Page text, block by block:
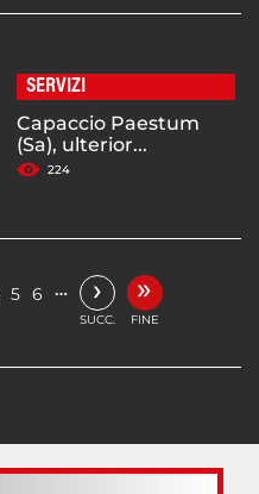
SERVIZI
Capaccio Paestum
(Sa), ulterior...
224
5 6 … ›
SUCC.
»
FINE